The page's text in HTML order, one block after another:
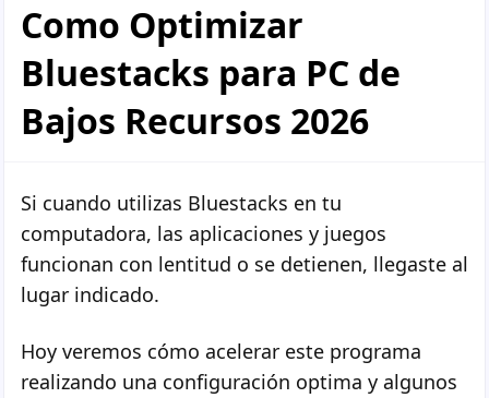
Como Optimizar
Bluestacks para PC de
Bajos Recursos 2026
Si cuando utilizas Bluestacks en tu
computadora, las aplicaciones y juegos
funcionan con lentitud o se detienen, llegaste al
lugar indicado.
Hoy veremos cómo acelerar este programa
realizando una configuración optima y algunos